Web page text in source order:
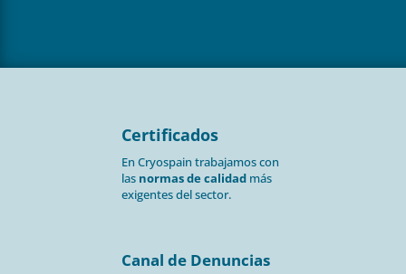
Certificados
En Cryospain trabajamos con
las normas de calidad más
exigentes del sector.
Canal de Denuncias